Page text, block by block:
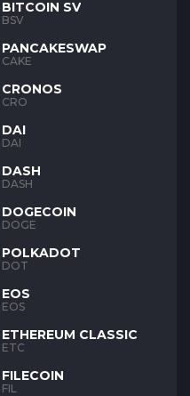
BITCOIN SV
BSV
PANCAKESWAP
CAKE
CRONOS
CRO
DAI
DAI
DASH
DASH
DOGECOIN
DOGE
POLKADOT
DOT
EOS
EOS
ETHEREUM CLASSIC
ETC
FILECOIN
FIL